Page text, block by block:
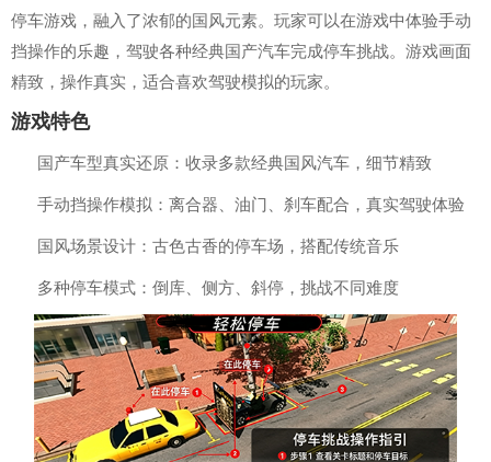
停车游戏，融入了浓郁的国风元素。玩家可以在游戏中体验手动
挡操作的乐趣，驾驶各种经典国产汽车完成停车挑战。游戏画面
精致，操作真实，适合喜欢驾驶模拟的玩家。
游戏特色
国产车型真实还原：收录多款经典国风汽车，细节精致
手动挡操作模拟：离合器、油门、刹车配合，真实驾驶体验
国风场景设计：古色古香的停车场，搭配传统音乐
多种停车模式：倒库、侧方、斜停，挑战不同难度